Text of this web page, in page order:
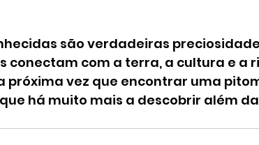
são verdadeiras
conectam com a terra, a cultura e a
próxima vez que encontrar uma
há muito mais a descobrir além